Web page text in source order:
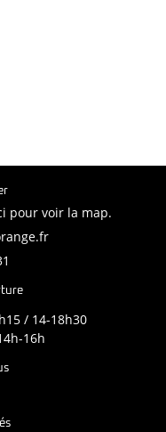
pour voir la map.
/ 14-18h30
16h